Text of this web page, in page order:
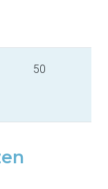
50